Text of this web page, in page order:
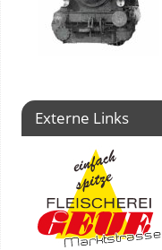
Externe Links